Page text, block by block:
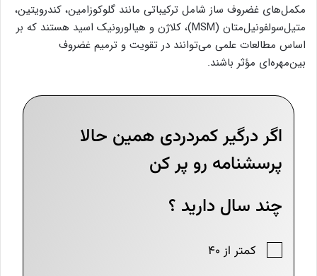
مکمل‌های غضروف‌ ساز شامل ترکیباتی مانند گلوکوزامین، کندرویتین،
متیل‌سولفونیل‌متان (MSM)، کلاژن و هیالورونیک اسید هستند که بر
اساس مطالعات علمی می‌توانند در تقویت و ترمیم غضروف
بین‌مهره‌ای مؤثر باشند.